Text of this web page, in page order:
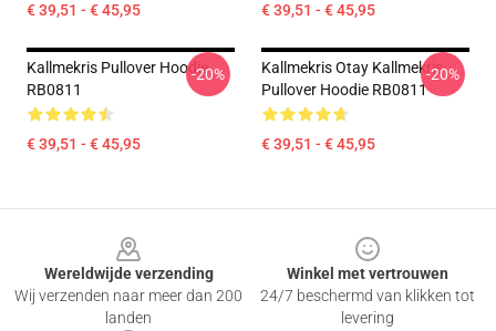
€ 39,51 - € 45,95 € 39,51 - € 45,95
Kallmekris Pullover Hoodie
RB0811
€ 39,51 - € 45,95
-20%
Kallmekris Otay Kallmekris
Pullover Hoodie RB0811
€ 39,51 - € 45,95
-20%
Wereldwijde verzending
Wij verzenden naar meer dan 200
landen
Winkel met vertrouwen
24/7 beschermd van klikken tot
levering